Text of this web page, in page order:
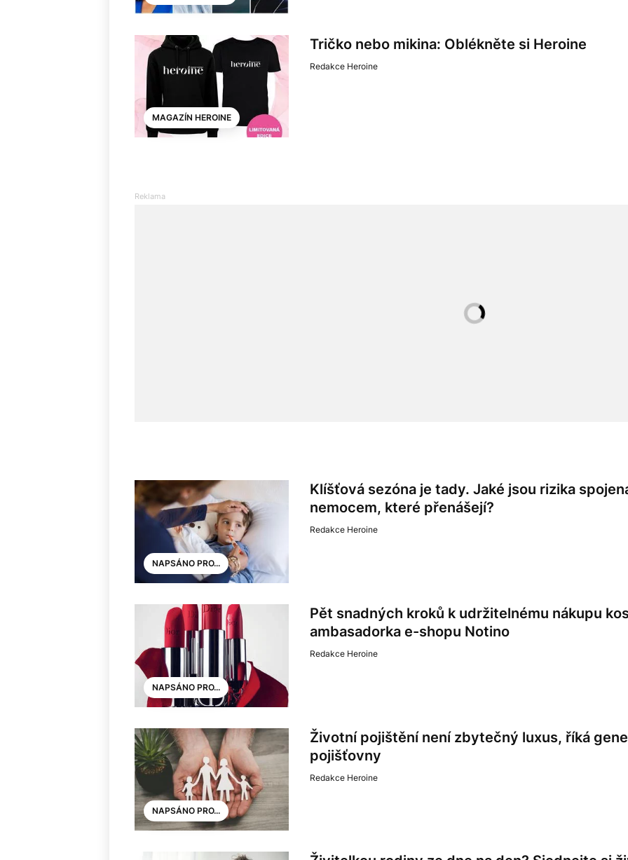
MAGAZÍN HEROINE
Tričko nebo mikina: Oblékněte si Heroine
Redakce Heroine
NAPSÁNO PRO...
Klíšťová sezóna je tady. Jaké jsou rizika
nemocem, které přenášejí?
Redakce Heroine
NAPSÁNO PRO...
Pět snadných kroků k udržitelnému nákupu
ambasadorka e-shopu Notino
Redakce Heroine
NAPSÁNO PRO...
Životní pojištění není zbytečný luxus, říká
pojišťovny
Redakce Heroine